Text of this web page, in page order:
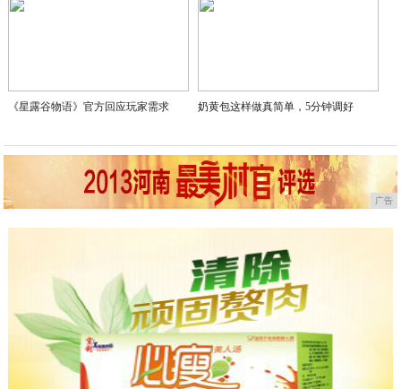
《星露谷物语》官方回应玩家需求 奶黄包这样做真简单，5分钟调好
广告